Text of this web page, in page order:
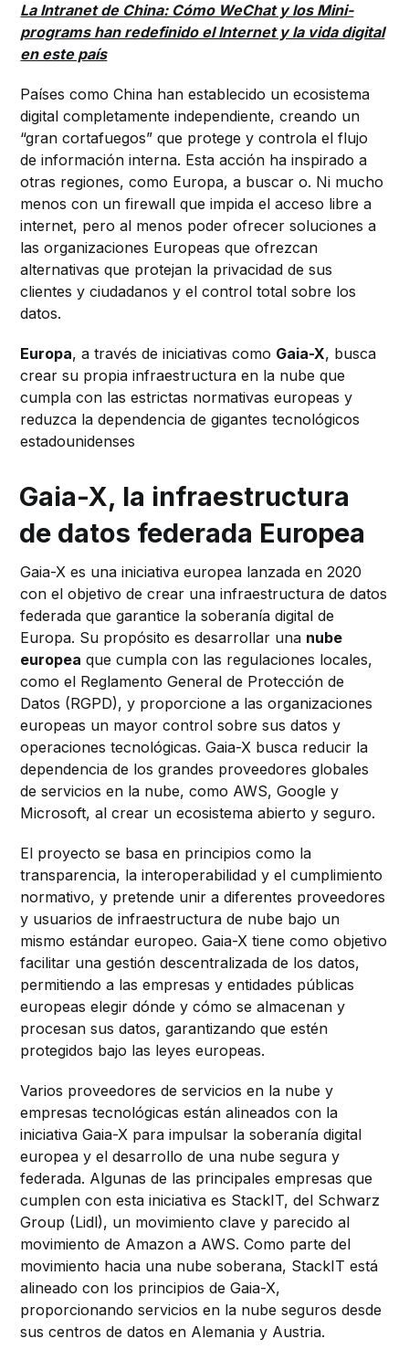
La Intranet de China: Cómo WeChat y los Mini-
programs han redefinido el Internet y la vida digital
en este país
Países como China han establecido un ecosistema
digital completamente independiente, creando un
“gran cortafuegos” que protege y controla el flujo
de información interna. Esta acción ha inspirado a
otras regiones, como Europa, a buscar o. Ni mucho
menos con un firewall que impida el acceso libre a
internet, pero al menos poder ofrecer soluciones a
las organizaciones Europeas que ofrezcan
alternativas que protejan la privacidad de sus
clientes y ciudadanos y el control total sobre los
datos.
Europa, a través de iniciativas como Gaia-X, busca
crear su propia infraestructura en la nube que
cumpla con las estrictas normativas europeas y
reduzca la dependencia de gigantes tecnológicos
estadounidenses
Gaia-X, la infraestructura
de datos federada Europea
Gaia-X es una iniciativa europea lanzada en 2020
con el objetivo de crear una infraestructura de datos
federada que garantice la soberanía digital de
Europa. Su propósito es desarrollar una nube
europea que cumpla con las regulaciones locales,
como el Reglamento General de Protección de
Datos (RGPD), y proporcione a las organizaciones
europeas un mayor control sobre sus datos y
operaciones tecnológicas. Gaia-X busca reducir la
dependencia de los grandes proveedores globales
de servicios en la nube, como AWS, Google y
Microsoft, al crear un ecosistema abierto y seguro.
El proyecto se basa en principios como la
transparencia, la interoperabilidad y el cumplimiento
normativo, y pretende unir a diferentes proveedores
y usuarios de infraestructura de nube bajo un
mismo estándar europeo. Gaia-X tiene como objetivo
facilitar una gestión descentralizada de los datos,
permitiendo a las empresas y entidades públicas
europeas elegir dónde y cómo se almacenan y
procesan sus datos, garantizando que estén
protegidos bajo las leyes europeas.
Varios proveedores de servicios en la nube y
empresas tecnológicas están alineados con la
iniciativa Gaia-X para impulsar la soberanía digital
europea y el desarrollo de una nube segura y
federada. Algunas de las principales empresas que
cumplen con esta iniciativa es StackIT, del Schwarz
Group (Lidl), un movimiento clave y parecido al
movimiento de Amazon a AWS. Como parte del
movimiento hacia una nube soberana, StackIT está
alineado con los principios de Gaia-X,
proporcionando servicios en la nube seguros desde
sus centros de datos en Alemania y Austria.